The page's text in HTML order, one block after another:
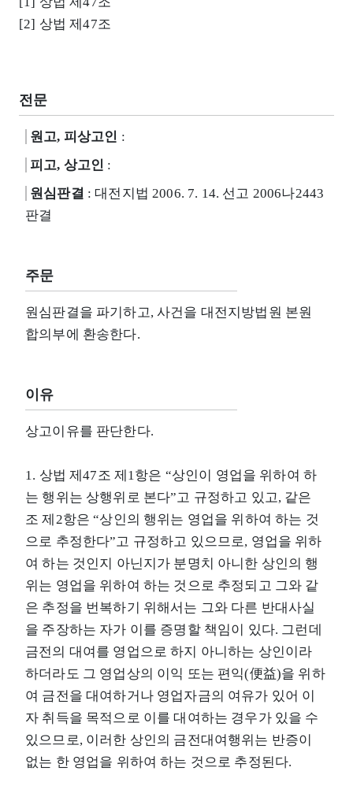
[2] 상법 제47조
전문
원고, 피상고인 :
피고, 상고인 :
원심판결 : 대전지법 2006. 7. 14. 선고 2006나2443
판결
주문
원심판결을 파기하고, 사건을 대전지방법원 본원
합의부에 환송한다.
이유
상고이유를 판단한다.
1. 상법 제47조 제1항은 “상인이 영업을 위하여 하
는 행위는 상행위로 본다”고 규정하고 있고, 같은
조 제2항은 “상인의 행위는 영업을 위하여 하는 것
으로 추정한다”고 규정하고 있으므로, 영업을 위하
여 하는 것인지 아닌지가 분명치 아니한 상인의 행
위는 영업을 위하여 하는 것으로 추정되고 그와 같
은 추정을 번복하기 위해서는 그와 다른 반대사실
을 주장하는 자가 이를 증명할 책임이 있다. 그런데
금전의 대여를 영업으로 하지 아니하는 상인이라
하더라도 그 영업상의 이익 또는 편익(便益)을 위하
여 금전을 대여하거나 영업자금의 여유가 있어 이
자 취득을 목적으로 이를 대여하는 경우가 있을 수
있으므로, 이러한 상인의 금전대여행위는 반증이
없는 한 영업을 위하여 하는 것으로 추정된다.